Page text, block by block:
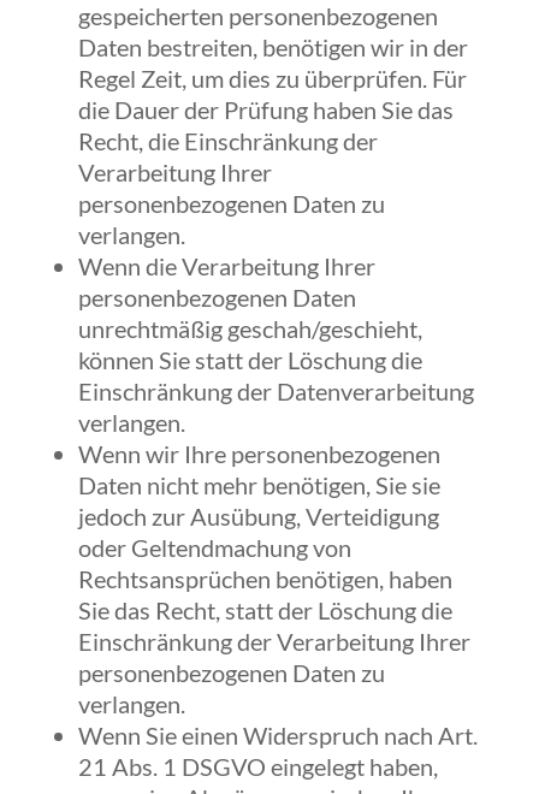
gespeicherten personenbezogenen
Daten bestreiten, benötigen wir in der
Regel Zeit, um dies zu überprüfen. Für
die Dauer der Prüfung haben Sie das
Recht, die Einschränkung der
Verarbeitung Ihrer
personenbezogenen Daten zu
verlangen.
Wenn die Verarbeitung Ihrer
personenbezogenen Daten
unrechtmäßig geschah/geschieht,
können Sie statt der Löschung die
Einschränkung der Datenverarbeitung
verlangen.
Wenn wir Ihre personenbezogenen
Daten nicht mehr benötigen, Sie sie
jedoch zur Ausübung, Verteidigung
oder Geltendmachung von
Rechtsansprüchen benötigen, haben
Sie das Recht, statt der Löschung die
Einschränkung der Verarbeitung Ihrer
personenbezogenen Daten zu
verlangen.
Wenn Sie einen Widerspruch nach Art.
21 Abs. 1 DSGVO eingelegt haben,